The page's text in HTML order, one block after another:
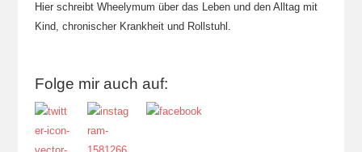
Hier schreibt Wheelymum über das Leben und den Alltag mit
Kind, chronischer Krankheit und Rollstuhl.
Folge mir auch auf: